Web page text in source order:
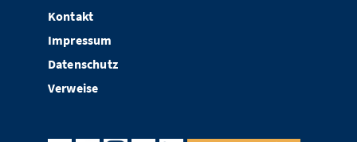
Kontakt
Impressum
Datenschutz
Verweise